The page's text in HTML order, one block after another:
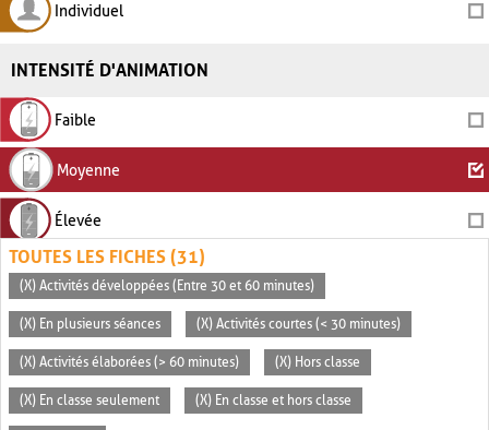
Individuel
INTENSITÉ D'ANIMATION
Faible
Moyenne
Élevée
TOUTES LES FICHES (31)
(X) Activités développées (Entre 30 et 60 minutes)
(X) En plusieurs séances (X) Activités courtes (< 30 minutes)
(X) Activités élaborées (> 60 minutes) (X) Hors classe
(X) En classe seulement (X) En classe et hors classe